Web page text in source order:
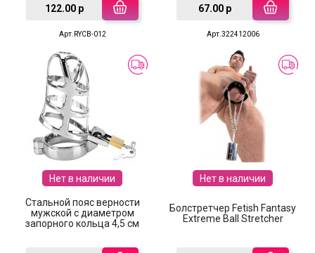
122.00 р
Арт.RYCB-012
67.00 р
Арт.322412006
Нет в наличии
Стальной пояс верности
мужской с диаметром
запорного кольца 4,5 см
Нет в наличии
Болстретчер Fetish Fantasy
Extreme Ball Stretcher